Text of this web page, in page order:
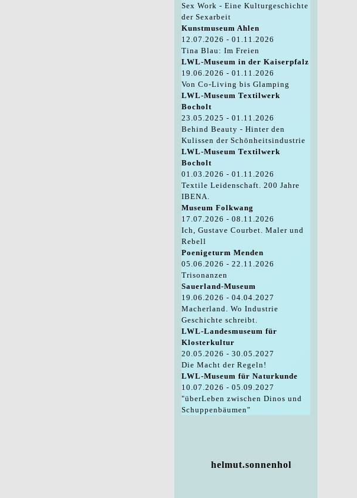
Sex Work - Eine Kulturgeschichte
der Sexarbeit
Kunstmuseum Ahlen
12.07.2026 - 01.11.2026
Tina Blau: Im Freien
LWL-Museum in der Kaiserpfalz
19.06.2026 - 01.11.2026
Von Co-Living bis Glamping
LWL-Museum Textilwerk
Bocholt
23.05.2025 - 01.11.2026
Behind Beauty - Hinter den
Kulissen der Schönheitsindustrie
LWL-Museum Textilwerk
Bocholt
01.03.2026 - 01.11.2026
Textile Leidenschaft. 200 Jahre
IBENA.
Museum Folkwang
17.07.2026 - 08.11.2026
Ich, Gustave Courbet. Maler und
Rebell
Poenigeturm Menden
05.06.2026 - 22.11.2026
Trisonanzen
Sauerland-Museum
19.06.2026 - 04.04.2027
Macherland. Wo Industrie
Geschichte schreibt.
LWL-Landesmuseum für
Klosterkultur
20.05.2026 - 30.05.2027
Die Macht der Regeln!
LWL-Museum für Naturkunde
10.07.2026 - 05.09.2027
"überLeben zwischen Dinos und
Schuppenbäumen"
helmut.sonnenhol